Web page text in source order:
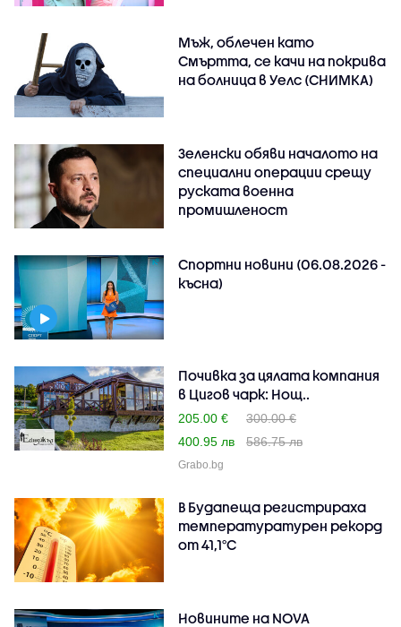
Мъж, облечен като
Смъртта, се качи на покрива
на болница в Уелс (СНИМКА)
Зеленски обяви началото на
специални операции срещу
руската военна
промишленост
Спортни новини (06.08.2026 -
късна)
Почивка за цялата компания
в Цигов чарк: Нощ..
205.00 €
300.00 €
400.95 лв
586.75 лв
Grabo.bg
В Будапеща регистрираха
температуратурен рекорд
от 41,1°C
Новините на NOVA